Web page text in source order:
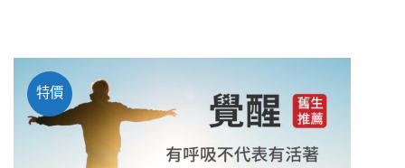
特價